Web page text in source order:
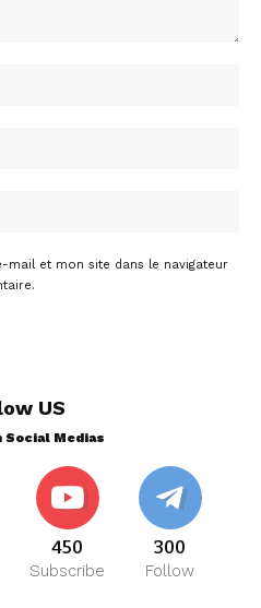
mail et mon site dans le navigateur
US
Social Medias
450
Subscribe
300
Follow